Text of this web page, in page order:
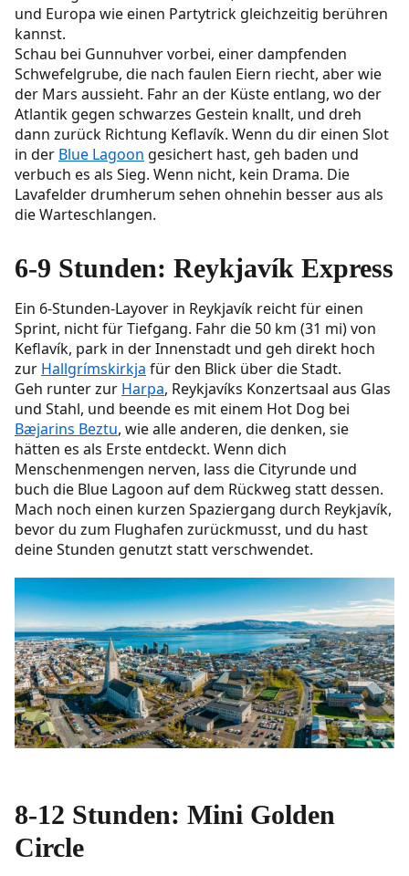
und Europa wie einen Partytrick gleichzeitig berühren
kannst.
Schau bei Gunnuhver vorbei, einer dampfenden
Schwefelgrube, die nach faulen Eiern riecht, aber wie
der Mars aussieht. Fahr an der Küste entlang, wo der
Atlantik gegen schwarzes Gestein knallt, und dreh
dann zurück Richtung Keflavík. Wenn du dir einen Slot
in der Blue Lagoon gesichert hast, geh baden und
verbuch es als Sieg. Wenn nicht, kein Drama. Die
Lavafelder drumherum sehen ohnehin besser aus als
die Warteschlangen.
6-9 Stunden: Reykjavík Express
Ein 6-Stunden-Layover in Reykjavík reicht für einen
Sprint, nicht für Tiefgang. Fahr die 50 km (31 mi) von
Keflavík, park in der Innenstadt und geh direkt hoch
zur Hallgrímskirkja für den Blick über die Stadt.
Geh runter zur Harpa, Reykjavíks Konzertsaal aus Glas
und Stahl, und beende es mit einem Hot Dog bei
Bæjarins Beztu, wie alle anderen, die denken, sie
hätten es als Erste entdeckt. Wenn dich
Menschenmengen nerven, lass die Cityrunde und
buch die Blue Lagoon auf dem Rückweg statt dessen.
Mach noch einen kurzen Spaziergang durch Reykjavík,
bevor du zum Flughafen zurückmusst, und du hast
deine Stunden genutzt statt verschwendet.
8-12 Stunden: Mini Golden
Circle